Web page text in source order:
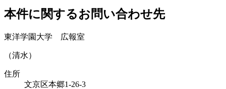
本件に関するお問い合わせ先
東洋学園大学 広報室
（清水）
住所
文京区本郷1-26-3